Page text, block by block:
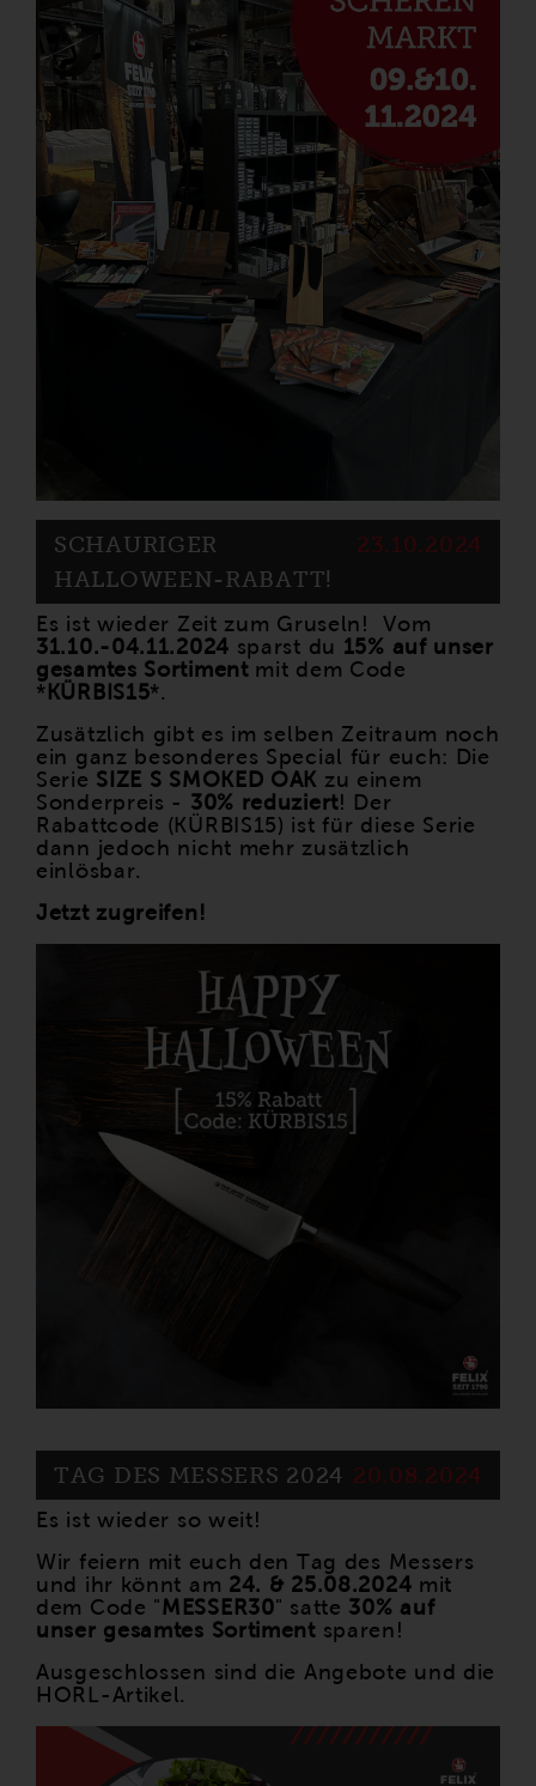
23.10.2024
SCHAURIGER
HALLOWEEN-RABATT!
Es ist wieder Zeit zum Gruseln! Vom
31.10.-04.11.2024 sparst du 15% auf unser
gesamtes Sortimentmit dem Code
* KÜRBIS15*.
Zusätzlich gibt es im selben Zeitraum noch
ein ganz besonderes Special für euch: Die
Serie SIZE S SMOKED OAK zu einem
Sonderpreis - 30% reduziert! Der
Rabattcode (KÜRBIS15) ist für diese Serie
dann jedoch nicht mehr zusätzlich
einlösbar.
Jetzt zugreifen!
20.08.2024
TAG DES MESSERS 2024
Es ist wieder so weit!
Wir feiern mit euch den Tag des Messers
und ihr könnt am 24. & 25.08.2024 mit
dem Code "MESSER30" satte 30% auf
unser gesamtes Sortimentsparen!
Ausgeschlossen sind die Angebote und die
HORL-Artikel.